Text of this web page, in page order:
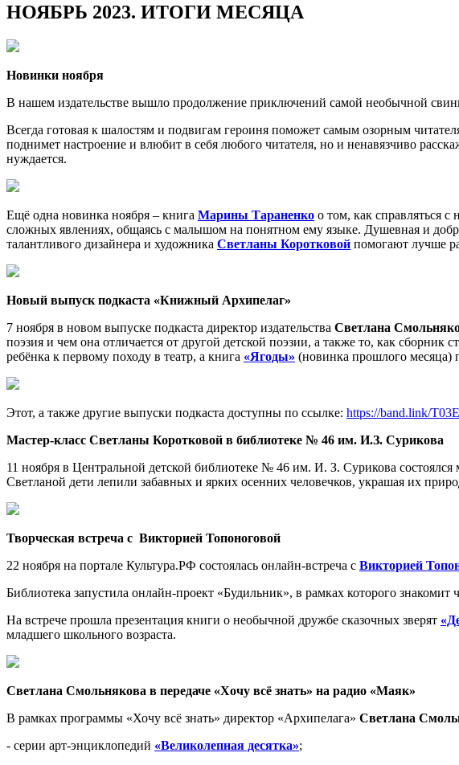
НОЯБРЬ 2023. ИТОГИ МЕСЯЦА
Новинки ноября
В нашем издательстве вышло продолжение приключений самой необычной
Всегда готовая к шалостям и подвигам героиня поможет самым озорным
поднимет настроение и влюбит в себя любого читателя, но и ненавязчиво
нуждается.
Ещё одна новинка ноября – книга Марины Тараненко о том, как справляться
сложных явлениях, общаясь с малышом на понятном ему языке. Душевная и
талантливого дизайнера и художника Светланы Коротковой помогают лучше
Новый выпуск подкаста «Книжный Архипелаг»
7 ноября в новом выпуске подкаста директор издательства Светлана
поэзия и чем она отличается от другой детской поэзии, а также то, как сборник
ребёнка к первому походу в театр, а книга «Ягоды» (новинка прошлого
Этот, а также другие выпуски подкаста доступны по ссылке: https://band.link/
Мастер-класс Светланы Коротковой в библиотеке № 46 им. И.З. Сурикова
11 ноября в Центральной детской библиотеке № 46 им. И. З. Сурикова состоялся
Светланой дети лепили забавных и ярких осенних человечков, украшая их
Творческая встреча с Викторией Топоноговой
22 ноября на портале Культура.РФ состоялась онлайн-встреча с Викторией
Библиотека запустила онлайн-проект «Будильник», в рамках которого
На встрече прошла презентация книги о необычной дружбе сказочных зверят
младшего школьного возраста.
Светлана Смольнякова в передаче «Хочу всё знать» на радио «Маяк»
В рамках программы «Хочу всё знать» директор «Архипелага» Светлана
- серии арт-энциклопедий «Великолепная десятка»;